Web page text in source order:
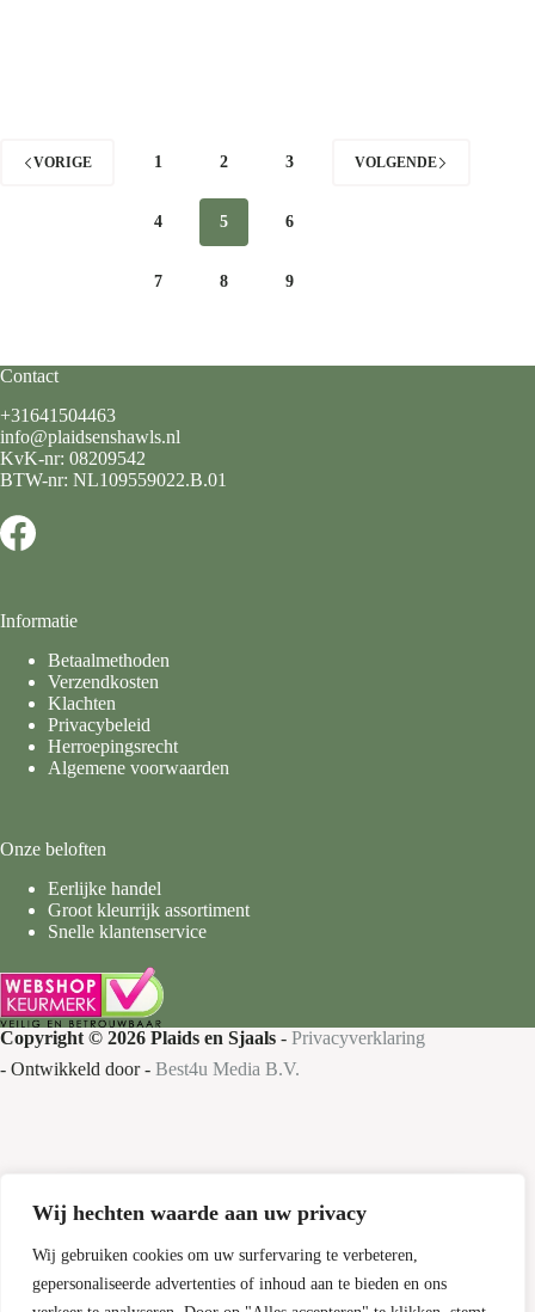
Wij hechten waarde aan uw privacy
Wij gebruiken cookies om uw surfervaring te verbeteren,
gepersonaliseerde advertenties of inhoud aan te bieden en ons
Nieuw bij Plaids en Sjaals
Gratis verzending
Bestel nu je favoriete plaids en sjaals met
VORIGE 1 2 3
4 5 6
7 8 9
VOLGENDE
Contact
+31641504463
info@plaidsenshawls.nl
KvK-nr: 08209542
BTW-nr: NL109559022.B.01
Informatie
Betaalmethoden
Verzendkosten
Klachten
Privacybeleid
Herroepingsrecht
Algemene voorwaarden
Onze beloften
Eerlijke handel
Groot kleurrijk assortiment
Snelle klantenservice
Copyright © 2026 Plaids en Sjaals - Privacyverklaring
- Ontwikkeld door - Best4u Media B.V.